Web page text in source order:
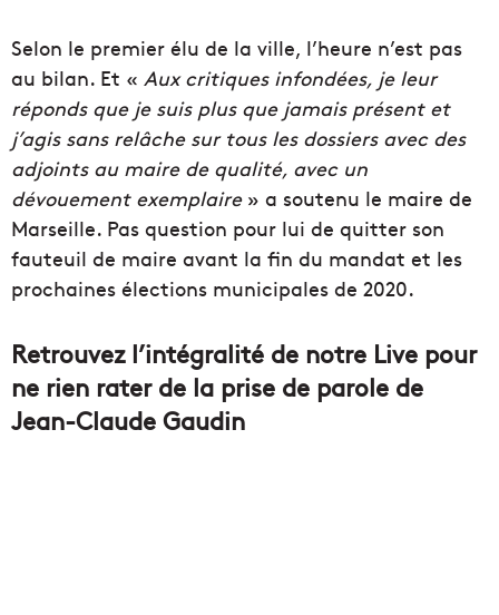
Selon le premier élu de la ville, l’heure n’est pas
au bilan. Et « Aux critiques infondées, je leur
réponds que je suis plus que jamais présent et
j’agis sans relâche sur tous les dossiers avec des
adjoints au maire de qualité, avec un
dévouement exemplaire» a soutenu le maire de
Marseille. Pas question pour lui de quitter son
fauteuil de maire avant la fin du mandat et les
prochaines élections municipales de 2020.
Retrouvez l’intégralité de notre Live pour
ne rien rater de la prise de parole de
Jean-Claude Gaudin